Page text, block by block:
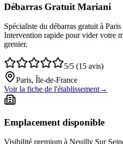
Débarras Gratuit Mariani
Spécialiste du débarras gratuit à
Intervention rapide pour vider votre
grenier.
5/5 (15 avis)
Paris, Île-de-France
Voir la fiche de l'établissement→
Emplacement disponible
Visibilité premium à Neuilly Sur